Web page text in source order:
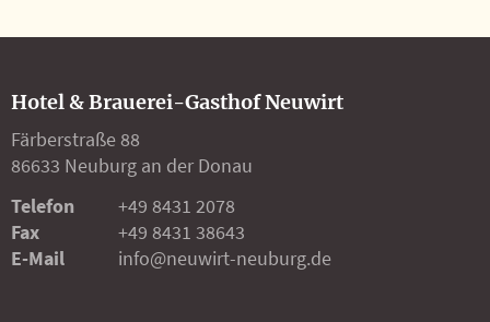
Hotel & Brauerei-Gasthof Neuwirt
Färberstraße 88
86633 Neuburg an der Donau
Telefon
+49 8431 2078
Fax
+49 8431 38643
E-Mail
info@neuwirt-neuburg.de